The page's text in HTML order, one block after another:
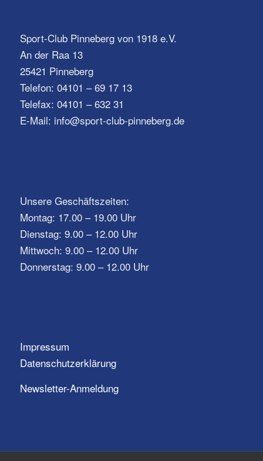
Sport-Club Pinneberg von 1918 e.V.
An der Raa 13
25421 Pinneberg
Telefon: 04101 – 69 17 13
Telefax: 04101 – 632 31
E-Mail: info@sport-club-pinneberg.de
Unsere Geschäftszeiten:
Montag: 17.00 – 19.00 Uhr
Dienstag: 9.00 – 12.00 Uhr
Mittwoch: 9.00 – 12.00 Uhr
Donnerstag: 9.00 – 12.00 Uhr
Impressum
Datenschutzerklärung
Newsletter-Anmeldung